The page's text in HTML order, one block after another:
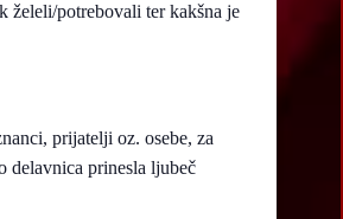
želeli/potrebovali ter kakšna je
prijatelji oz. osebe, za
delavnica prinesla ljubeč